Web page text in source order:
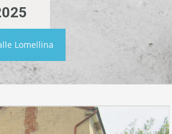
Lomellina